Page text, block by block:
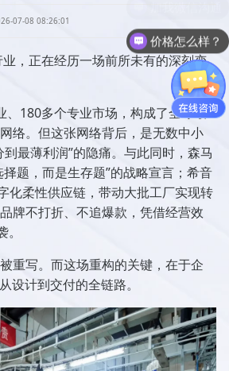
07-08 08:26:01
，正在经历一场前所未有的深刻变
、180多个专业市场，构成了全球最
络。但这张网络背后，是无数中小
最薄利润”的隐痛。与此同时，森马
题，而是生存题”的战略宣言；希音
化柔性供应链，带动大批工厂实现转
牌不打折、不追爆款，凭借经营效
重写。而这场重构的关键，在于企
设计到交付的全链路。
价格怎么样？